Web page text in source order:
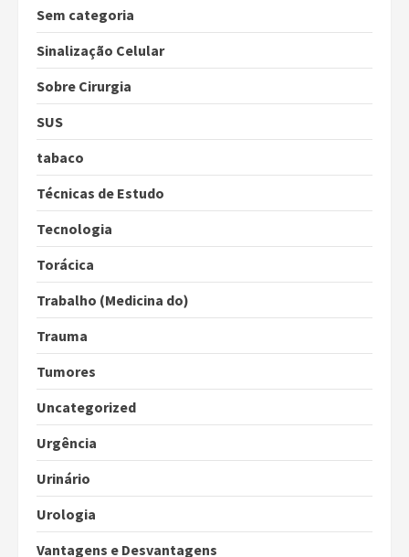
Sem categoria
Sinalização Celular
Sobre Cirurgia
SUS
tabaco
Técnicas de Estudo
Tecnologia
Torácica
Trabalho (Medicina do)
Trauma
Tumores
Uncategorized
Urgência
Urinário
Urologia
Vantagens e Desvantagens